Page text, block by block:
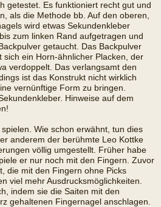
getestet. Es funktioniert recht gut und
als die Methode bb. Auf den oberen,
wird etwas Sekundenkleber
zum linken Rand aufgetragen und
getaucht. Das Backpulver
sich ein Horn-ähnlicher Placken, der
verdoppelt. Das verlangsamt den
ist das Konstrukt nicht wirklich
vernünftige Form zu bringen.
Hinweise auf dem
Wie schon erwähnt, tun dies
anderem der berühmte Leo Kottke
völlig umgestellt. Früher habe
er nur noch mit den Fingern. Zuvor
die mit den Fingern ohne Picks
viel mehr Ausdrucksmöglichkeiten.
indem sie die Saiten mit den
gehaltenen Fingernagel anschlagen.